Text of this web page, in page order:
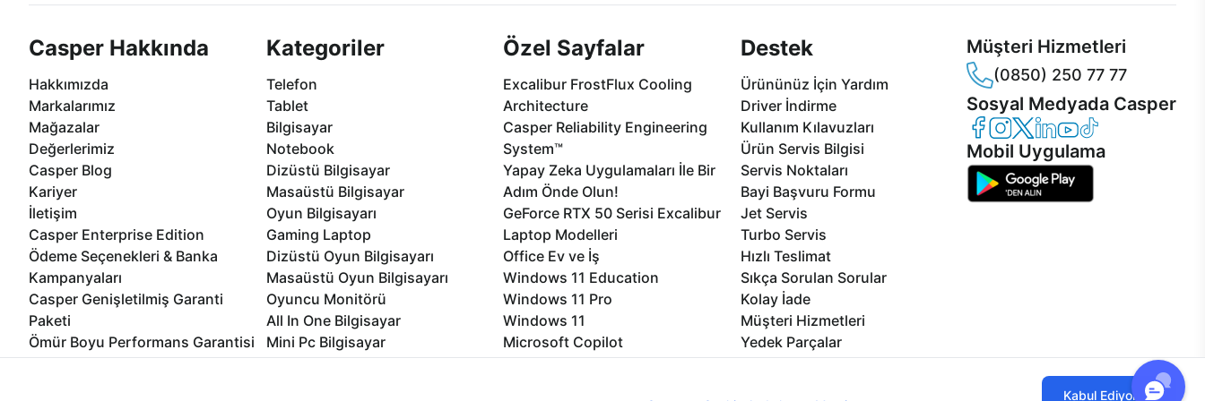
Casper Hakkında
Hakkımızda
Markalarımız
Mağazalar
Değerlerimiz
Casper Blog
Kariyer
İletişim
Casper Enterprise Edition
Ödeme Seçenekleri & Banka
Kampanyaları
Casper Genişletilmiş Garanti
Paketi
Ömür Boyu Performans Garantisi
Kategoriler
Telefon
Tablet
Bilgisayar
Notebook
Dizüstü Bilgisayar
Masaüstü Bilgisayar
Oyun Bilgisayarı
Gaming Laptop
Dizüstü Oyun Bilgisayarı
Masaüstü Oyun Bilgisayarı
Oyuncu Monitörü
All In One Bilgisayar
Mini Pc Bilgisayar
Kampanyalar
Özel Sayfalar
Excalibur FrostFlux Cooling
Architecture
Casper Reliability Engineering
System™
Yapay Zeka Uygulamaları İle Bir
Adım Önde Olun!
GeForce RTX 50 Serisi Excalibur
Laptop Modelleri
Office Ev ve İş
Windows 11 Education
Windows 11 Pro
Windows 11
Microsoft Copilot
Excalibur Duvar Kağıtları
Destek
Ürününüz İçin Yardım
Driver İndirme
Kullanım Kılavuzları
Ürün Servis Bilgisi
Servis Noktaları
Bayi Başvuru Formu
Jet Servis
Turbo Servis
Hızlı Teslimat
Sıkça Sorulan Sorular
Kolay İade
Müşteri Hizmetleri
Yedek Parçalar
Logo ve Görseller
Müşteri Hizmetleri
(0850) 250 77 77
Sosyal Medyada Casper
Casper Facebook
Casper Instagram
Casper Twitter
Casper LinkedIn
Casper YouTube
Casper TikTok
Mobil Uygulama
Kabul Ediyorum